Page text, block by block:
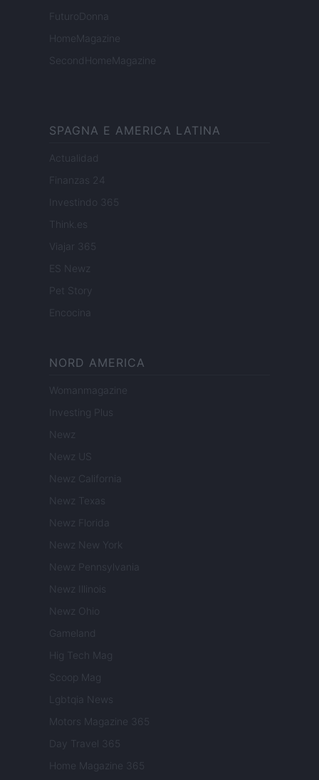
FuturoDonna
HomeMagazine
SecondHomeMagazine
SPAGNA E AMERICA LATINA
Actualidad
Finanzas 24
Investindo 365
Think.es
Viajar 365
ES Newz
Pet Story
Encocina
NORD AMERICA
Womanmagazine
Investing Plus
Newz
Newz US
Newz California
Newz Texas
Newz Florida
Newz New York
Newz Pennsylvania
Newz Illinois
Newz Ohio
Gameland
Hig Tech Mag
Scoop Mag
Lgbtqia News
Motors Magazine 365
Day Travel 365
Home Magazine 365